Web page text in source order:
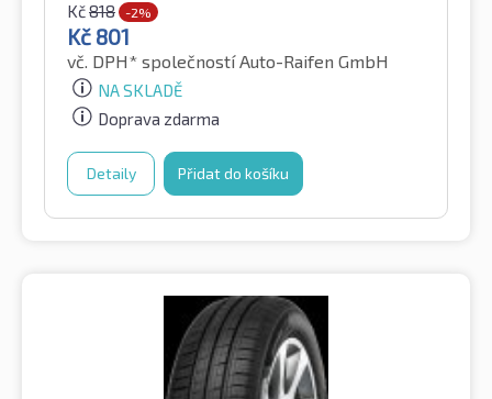
Kč818 -2%
Kč 801
vč. DPH* společností Auto-Raifen GmbH
NA SKLADĚ
Doprava zdarma
Detaily Přidat do košíku